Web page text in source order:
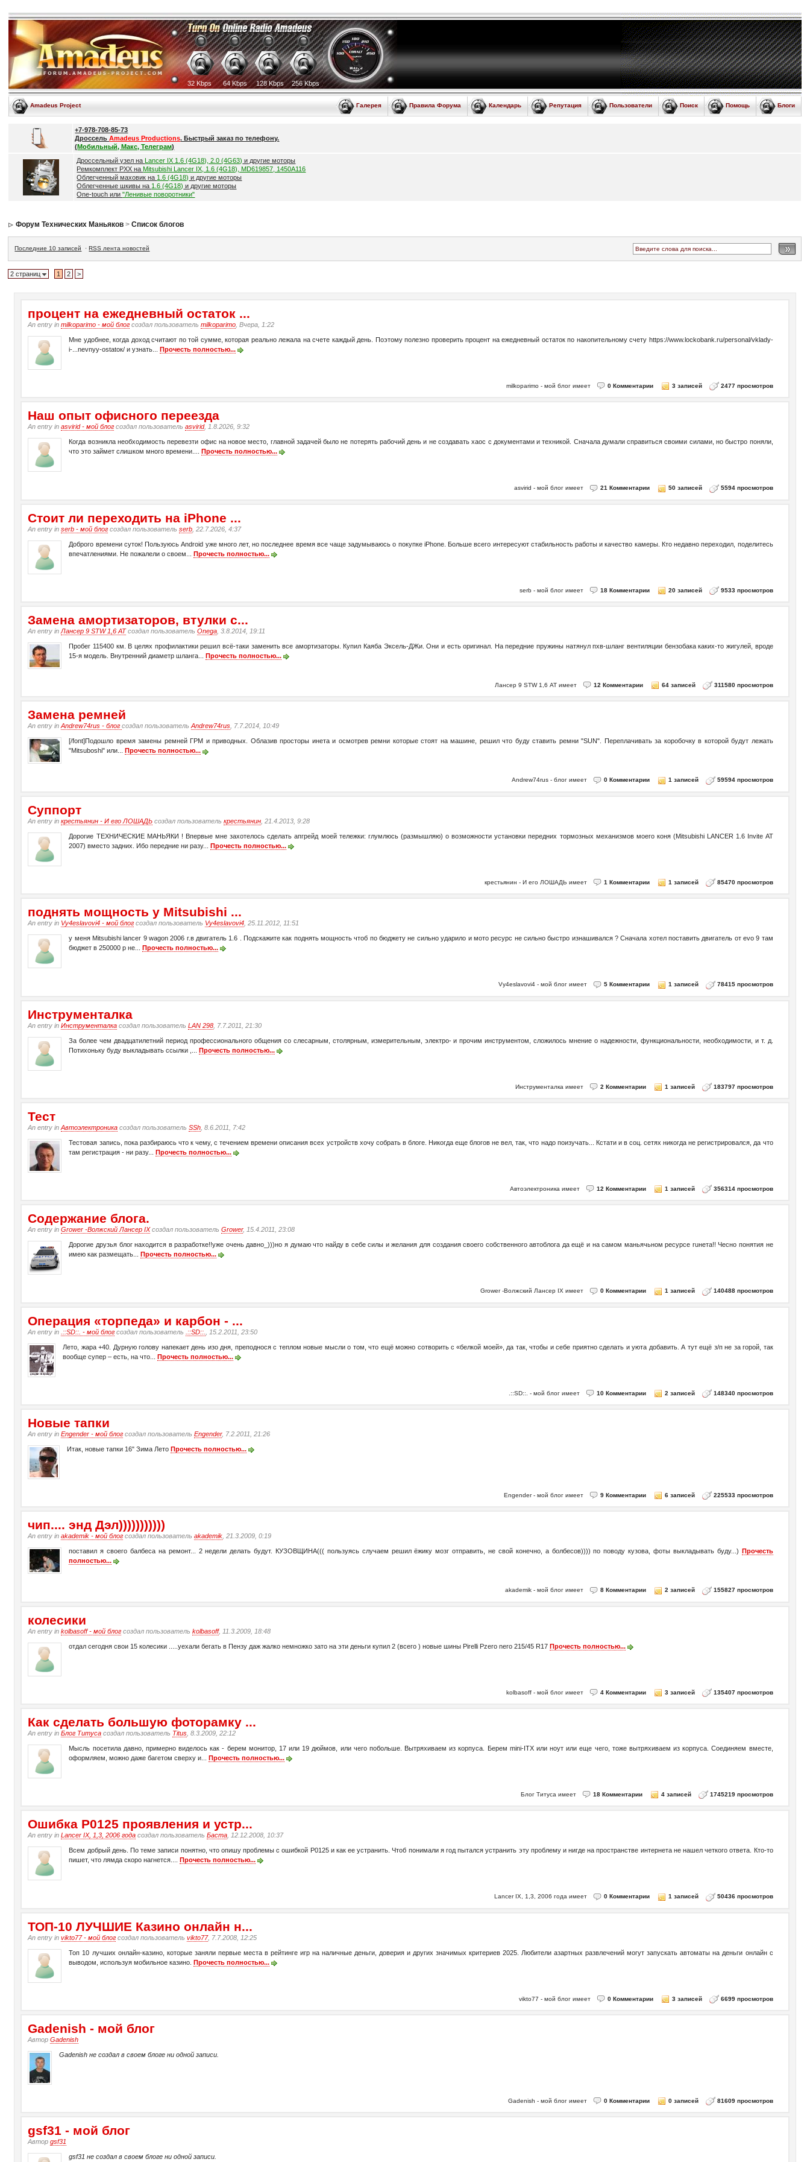
32 Kbps 64 Kbps 128 Kbps 256 Kbps
Amadeus Project Блоги
Помощь
Поиск
Пользователи
Репутация
Календарь
Правила Форума
Галерея
+7-978-708-85-73
ДроссельAmadeus Productions. Быстрый заказ по телефону.
(Мобильный, Макс, Телеграм)
Дроссельный узел на Lancer IX 1.6 (4G18), 2.0 (4G63) и другие моторы
Ремкомплект РХХ на Mitsubishi Lancer IX, 1.6 (4G18), MD619857, 1450A116
Облегченный маховик на 1.6 (4G18) и другие моторы
Облегченные шкивы на 1.6 (4G18) и другие моторы
One-touch или"Ленивые поворотники"
Форум Технических Маньяков >Список блогов
Последние 10 записей ·RSS лента новостей
2 страниц 1 2 >
процент на ежедневный остаток ...
An entry inmilkoparimo - мой блогсоздал пользовательmilkoparimo , Вчера, 1:22
Мне удобнее, когда доход считают по той сумме, которая реально лежала на счете каждый день. Поэтому полезно проверить процент на ежедневный остаток по накопительному счету https://www.lockobank.ru/personal/vklady-
i-...nevnyy-ostatок/ и узнать...Прочесть полностью...
milkoparimo - мой блог имеет 0 Комментарии 3 записей 2477 просмотров
Наш опыт офисного переезда
An entry inasvirid - мой блогсоздал пользовательasvirid, 1.8.2026, 9:32
Когда возникла необходимость перевезти офис на новое место, главной задачей было не потерять рабочий день и не создавать хаос с документами и техникой. Сначала думали справиться своими силами, но быстро поняли,
что это займет слишком много времени....
Прочесть полностью...
asvirid - мой блог имеет 21 Комментарии 50 записей 5594 просмотров
Стоит ли переходить на iPhone ...
An entry inserb - мой блогсоздал пользовательserb , 22.7.2026, 4:37
Доброго времени суток! Пользуюсь Android уже много лет, но последнее время все чаще задумываюсь о покупке iPhone. Больше всего интересуют стабильность работы и качество камеры. Кто недавно переходил, поделитесь
впечатлениями. Не пожалели о своем...Прочесть полностью...
serb - мой блог имеет 18 Комментарии 20 записей 9533 просмотров
Замена амортизаторов, втулки с...
An entry inЛансер 9 STW 1,6 АТсоздал пользовательOnega , 3.8.2014, 19:11
Пробег 115400 км. В целях профилактики решил всё-таки заменить все амортизаторы. Купил Каяба Эксель-ДЖи. Они и есть оригинал. На передние пружины натянул пхв-шланг вентиляции бензобака каких-то жигулей, вроде
15-я модель. Внутренний диаметр шланга...Прочесть полностью...
Лансер 9 STW 1,6 АТ имеет 12 Комментарии 64 записей 311580 просмотров
Замена ремней
An entry inAndrew74rus - блогсоздал пользовательAndrew74rus, 7.7.2014, 10:49
[/font]Подошло время замены ремней ГРМ и приводных. Облазив просторы инета и осмотрев ремни которые стоят на машине, решил что буду ставить ремни "SUN". Переплачивать за коробочку в которой будут лежать
"Mitsuboshi" или... Прочесть полностью...
Andrew74rus - блог имеет 0 Комментарии 1 записей 59594 просмотров
Суппорт
An entry inкрестьянин - И его ЛОШАДЬ создал пользователькрестьянин , 21.4.2013, 9:28
Дорогие ТЕХНИЧЕСКИЕ МАНЬЯКИ ! Впервые мне захотелось сделать апгрейд моей тележки: глумлюсь (размышляю) о возможности установки передних тормозных механизмов моего коня (Mitsubishi LANCER 1.6 Invite AT
2007) вместо задних. Ибо передние ни разу...Прочесть полностью...
крестьянин - И его ЛОШАДЬ имеет 1 Комментарии 1 записей 85470 просмотров
поднять мощность у Mitsubishi ...
An entry in Vy4eslavovi4 - мой блогсоздал пользователь Vy4eslavovi4 , 25.11.2012, 11:51
у меня Mitsubishi lancer 9 wagon 2006 г.в двигатель 1.6 . Подскажите как поднять мощность чтоб по бюджету не сильно ударило и мото ресурс не сильно быстро изнашивался ? Сначала хотел поставить двигатель от evo 9 там
бюджет в 250000 р не...Прочесть полностью...
Vy4eslavovi4 - мой блог имеет 5 Комментарии 1 записей 78415 просмотров
Инструменталка
An entry inИнструменталка создал пользовательLAN 298 , 7.7.2011, 21:30
За более чем двадцатилетний период профессионального общения со слесарным, столярным, измерительным, электро- и прочим инструментом, сложилось мнение о надежности, функциональности, необходимости, и т. д.
Потихоньку буду выкладывать ссылки ,...Прочесть полностью...
Инструменталка имеет 2 Комментарии 1 записей 183797 просмотров
Тест
An entry inАвтоэлектроника создал пользовательSSh , 8.6.2011, 7:42
Тестовая запись, пока разбираюсь что к чему, с течением времени описания всех устройств хочу собрать в блоге. Никогда еще блогов не вел, так, что надо поизучать... Кстати и в соц. сетях никогда не регистрировался, да что
там регистрация - ни разу...Прочесть полностью...
Автоэлектроника имеет 12 Комментарии 1 записей 356314 просмотров
Содержание блога.
An entry inGrower -Волжский Лансер IXсоздал пользовательGrower, 15.4.2011, 23:08
Дорогие друзья блог находится в разработке!!уже очень давно_)))но я думаю что найду в себе силы и желания для создания своего собственного автоблога да ещё и на самом маньячьном ресурсе ruнета!! Чесно понятия не
имею как размещать...
Прочесть полностью...
Grower -Волжский Лансер IX имеет 0 Комментарии 1 записей 140488 просмотров
Операция «торпеда» и карбон - ...
An entry in .::SD::. - мой блогсоздал пользователь .::SD::. , 15.2.2011, 23:50
Лето, жара +40. Дурную голову напекает день изо дня, преподнося с теплом новые мысли о том, что ещё можно сотворить с «белкой моей», да так, чтобы и себе приятно сделать и уюта добавить. А тут ещё з/п не за горой, так
вообще супер – есть, на что...Прочесть полностью...
.::SD::. - мой блог имеет 10 Комментарии 2 записей 148340 просмотров
Новые тапки
An entry inEngender - мой блогсоздал пользовательEngender, 7.2.2011, 21:26
Итак, новые тапки 16" Зима ЛетоПрочесть полностью...
Engender - мой блог имеет 9 Комментарии 6 записей 225533 просмотров
чип.... энд Дэл)))))))))))
An entry inakademik - мой блогсоздал пользовательakademik , 21.3.2009, 0:19
поставил я своего балбеса на ремонт... 2 недели делать будут. КУЗОВЩИНА((( пользуясь случаем решил ёжику мозг отправить, не свой конечно, а болбесов)))) по поводу кузова, фоты выкладывать буду...)
Прочесть
полностью...
akademik - мой блог имеет 8 Комментарии 2 записей 155827 просмотров
колесики
An entry inkolbasoff - мой блогсоздал пользовательkolbasoff, 11.3.2009, 18:48
отдал сегодня свои 15 колесики .....уехали бегать в Пензу даж жалко немножко зато на эти деньги купил 2 (всего ) новые шины Pirelli Pzero nero 215/45 R17Прочесть полностью...
kolbasoff - мой блог имеет 4 Комментарии 3 записей 135407 просмотров
Как сделать большую фоторамку ...
An entry inБлог Титуса создал пользователь Titus , 8.3.2009, 22:12
Мысль посетила давно, примерно виделось как - берем монитор, 17 или 19 дюймов, или чего побольше. Вытряхиваем из корпуса. Берем mini-ITX или ноут или еще чего, тоже вытряхиваем из корпуса. Соединяем вместе,
оформляем, можно даже багетом сверху и...Прочесть полностью...
Блог Титуса имеет 18 Комментарии 4 записей 1745219 просмотров
Ошибка Р0125 проявления и устр...
An entry inLancer IX, 1,3, 2006 года создал пользовательБаста , 12.12.2008, 10:37
Всем добрый день. По теме записи понятно, что опишу проблемы с ошибкой Р0125 и как ее устранить. Чтоб понимали я год пытался устранить эту проблему и нигде на пространстве интернета не нашел четкого ответа. Кто-то
пишет, что лямда скоро нагнется....
Прочесть полностью...
Lancer IX, 1,3, 2006 года имеет 0 Комментарии 1 записей 50436 просмотров
ТО­П-10 ЛУЧШИЕ Казино онлайн н...
An entry invikto77 - мой блогсоздал пользовательvikto77, 7.7.2008, 12:25
Топ 10 лучших онлайн-казино, которые заняли первые места в рейтинге игр на наличные деньги, доверия и других значимых критериев 2025. Любители азартных развлечений могут запускать автоматы на деньги онлайн с
выводом, используя мобильное казино.Прочесть полностью...
vikto77 - мой блог имеет 0 Комментарии 3 записей 6699 просмотров
Gadenish - мой блог
АвторGadenish
Gadenish не создал в своем блоге ни одной записи.
Gadenish - мой блог имеет 0 Комментарии 0 записей 81609 просмотров
gsf31 - мой блог
Авторgsf31
gsf31 не создал в своем блоге ни одной записи.